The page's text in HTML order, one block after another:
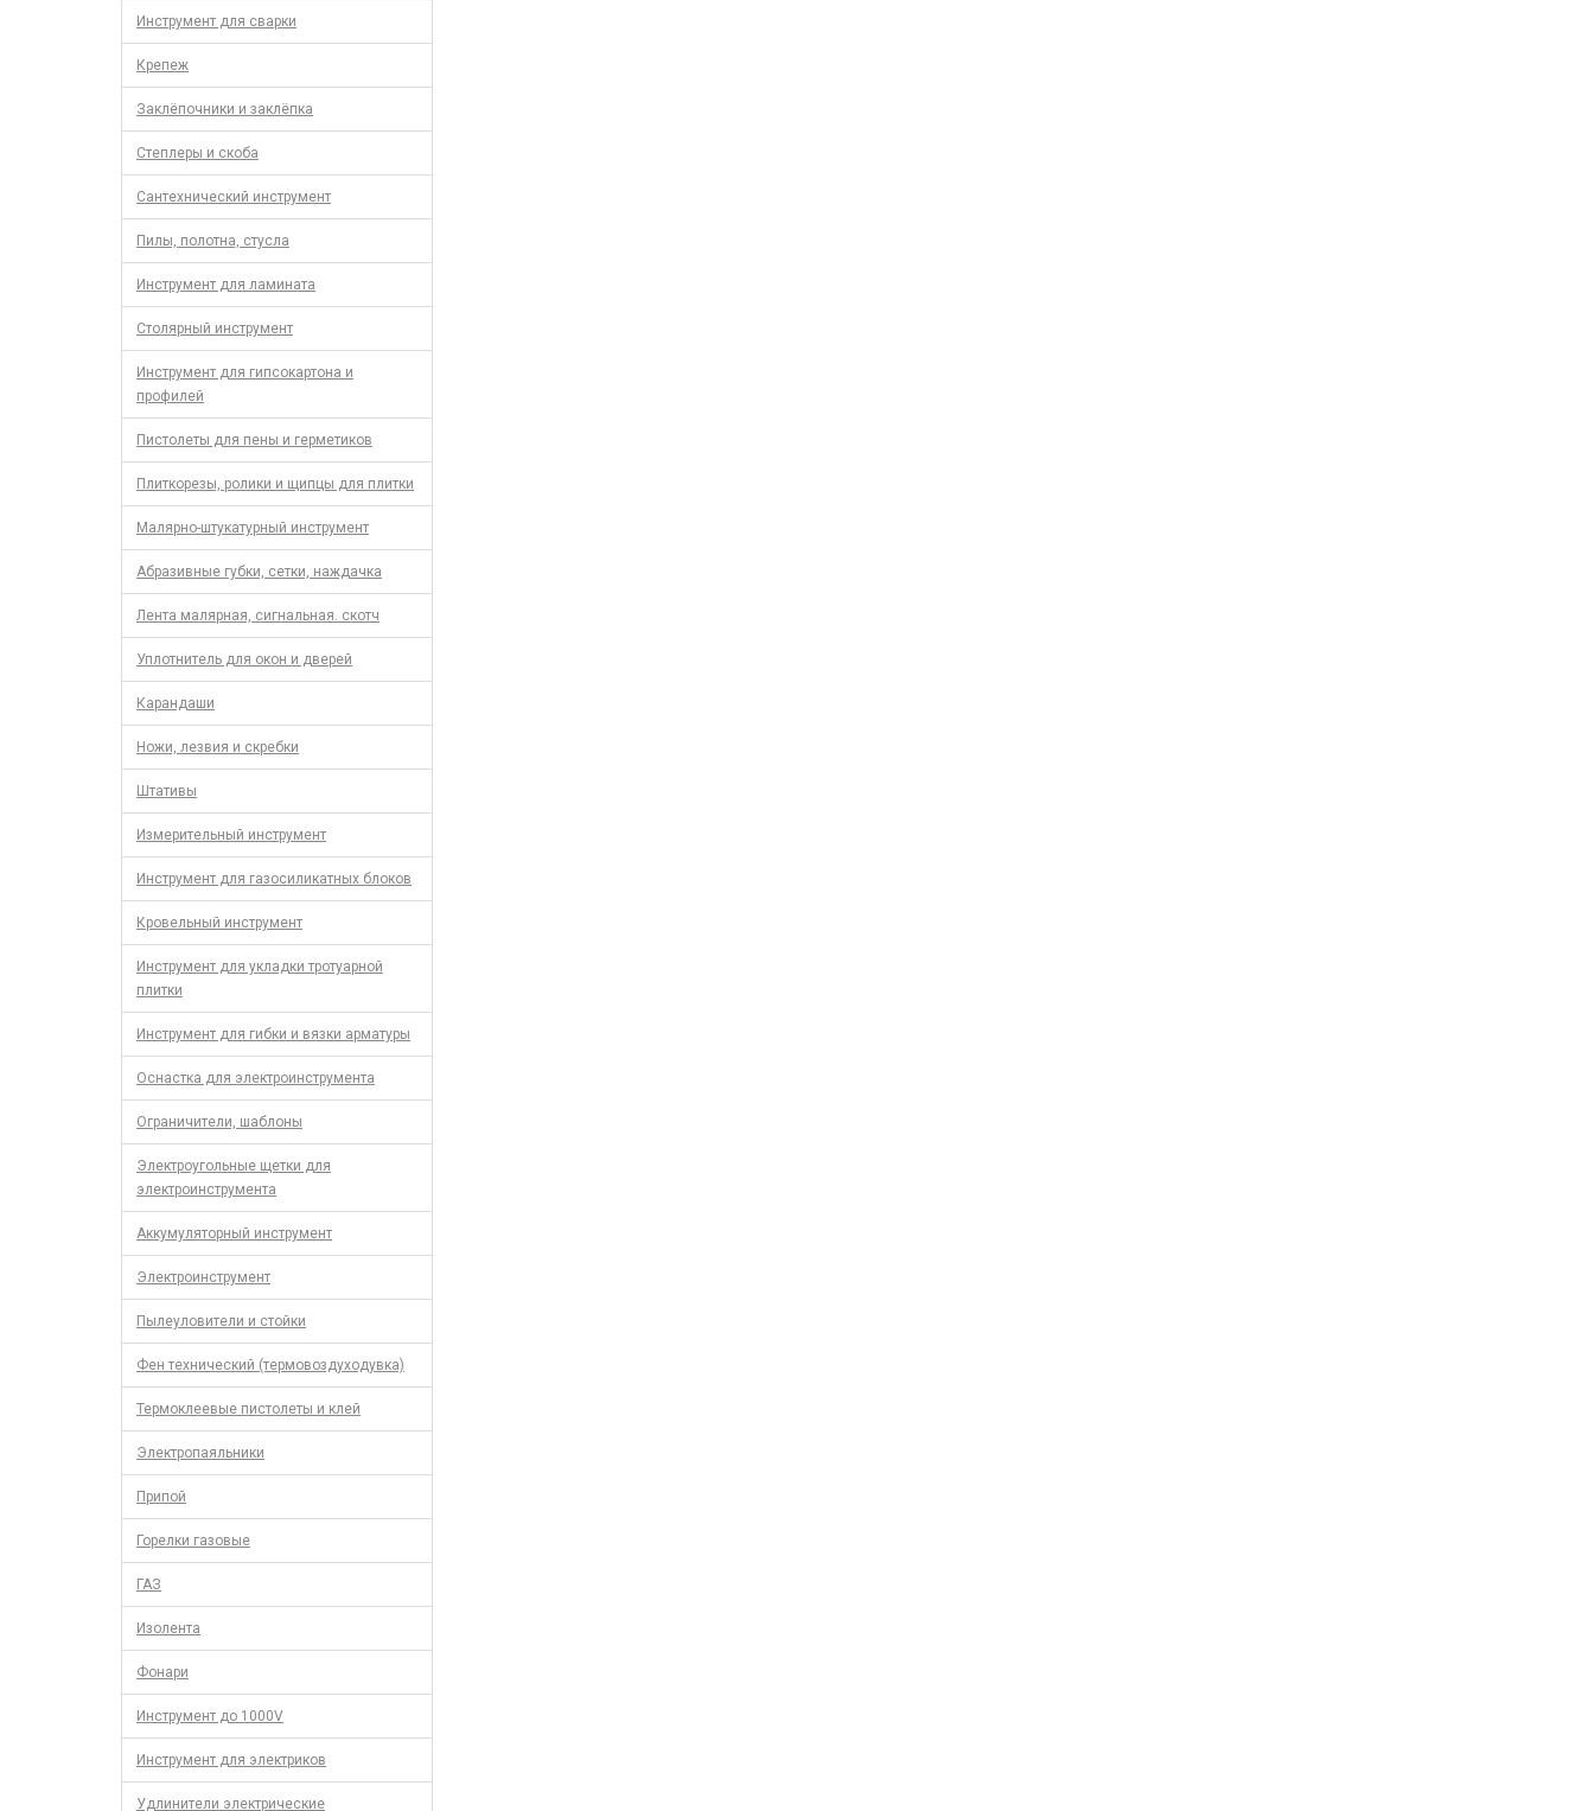
Инструмент для сварки
Крепеж
Заклёпочники и заклёпка
Степлеры и скоба
Сантехнический инструмент
Пилы, полотна, стусла
Инструмент для ламината
Столярный инструмент
Инструмент для гипсокартона и
профилей
Пистолеты для пены и герметиков
Плиткорезы, ролики и щипцы для плитки
Малярно-штукатурный инструмент
Абразивные губки, сетки, наждачка
Лента малярная, сигнальная. скотч
Уплотнитель для окон и дверей
Карандаши
Ножи, лезвия и скребки
Штативы
Измерительный инструмент
Инструмент для газосиликатных блоков
Кровельный инструмент
Инструмент для укладки тротуарной
плитки
Инструмент для гибки и вязки арматуры
Оснастка для электроинструмента
Ограничители, шаблоны
Электроугольные щетки для
электроинструмента
Аккумуляторный инструмент
Электроинструмент
Пылеуловители и стойки
Фен технический (термовоздуходувка)
Термоклеевые пистолеты и клей
Электропаяльники
Припой
Горелки газовые
ГАЗ
Изолента
Фонари
Инструмент до 1000V
Инструмент для электриков
Удлинители электрические